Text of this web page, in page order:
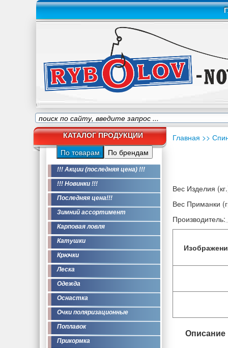
КАТАЛОГ ПРОДУКЦИИ
По товарам По брендам
!!! Акции (последняя цена) !!!
!!! Новинки !!!
Последняя цена!!!
Зимний ассортимент
Карповая ловля
Катушки
Крючки
Леска
Одежда
Оснастка
Очки поляризационные
Поплавок
Прикормка
Главная >>
Вес Изделия
Вес Приманки
Производитель:
Описание